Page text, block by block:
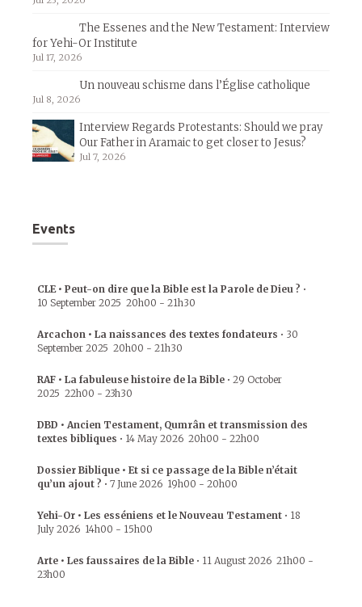
The Essenes and the New Testament: Interview
for Yehi-Or Institute
Jul 17, 2026
Un nouveau schisme dans l’Église catholique
Jul 8, 2026
Interview Regards Protestants: Should we pray
Our Father in Aramaic to get closer to Jesus?
Jul 7, 2026
Events
CLE • Peut-on dire que la Bible est la Parole de Dieu ? •
10 September 2025 20h00 - 21h30
Arcachon • La naissances des textes fondateurs • 30
September 2025 20h00 - 21h30
RAF • La fabuleuse histoire de la Bible • 29 October
2025 22h00 - 23h30
DBD • Ancien Testament, Qumrân et transmission des
textes bibliques • 14 May 2026 20h00 - 22h00
Dossier Biblique • Et si ce passage de la Bible n’était
qu’un ajout ? • 7 June 2026 19h00 - 20h00
Yehi-Or • Les esséniens et le Nouveau Testament • 18
July 2026 14h00 - 15h00
Arte • Les faussaires de la Bible • 11 August 2026 21h00 -
23h00